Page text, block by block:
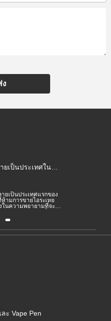
ง
กฎหมายบุหรี่อิเล็กทรอนิกส์ใน
บุหรี่อิเล็กทรอนิกส์ได้กลายเป็น
ผลิตภัณฑ์ยอดนิยมที่ช่วยให้ผู้บริโภค
การสูบบุหรี่หรือเลิกสูบบุหรี่ บทความ
พื้นที่ที่ห้ามผลิตภัณฑ์สูบไอ
ะ Vape Pen